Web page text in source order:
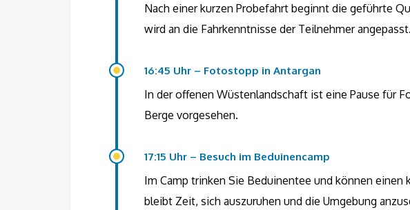
Nach einer kurzen Probefahrt beginnt die geführte
wird an die Fahrkenntnisse der Teilnehmer angepasst.
16:45 Uhr – Fotostopp in Antargan
In der offenen Wüstenlandschaft ist eine Pause für
Berge vorgesehen.
17:15 Uhr – Besuch im Beduinencamp
Im Camp trinken Sie Beduinentee und können
bleibt Zeit, sich auszuruhen und die Umgebung